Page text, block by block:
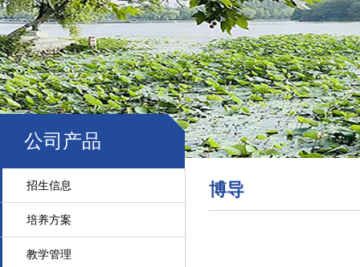
公司产品
招生信息
培养方案
教学管理
博导